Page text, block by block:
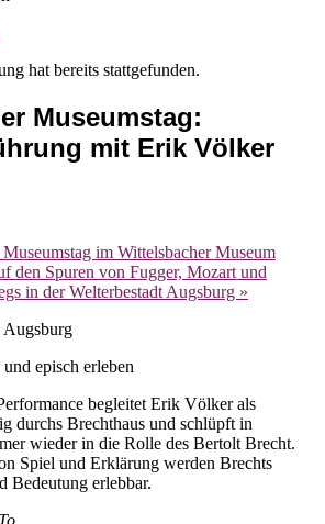
hat bereits stattgefunden.
Museumstag:
mit Erik Völker
im Wittelsbacher Museum
den Spuren von Fugger, Mozart und
in der Welterbestadt Augsburg »
episch erleben
begleitet Erik Völker als
durchs Brechthaus und schlüpft in
wieder in die Rolle des Bertolt Brecht.
Spiel und Erklärung werden Brechts
Bedeutung erlebbar.